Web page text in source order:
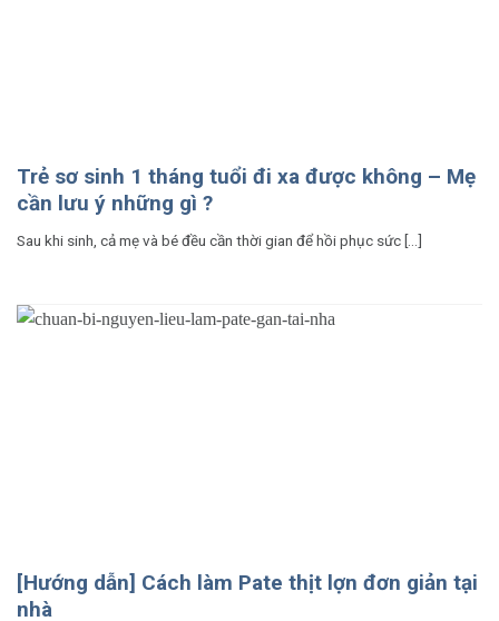
Trẻ sơ sinh 1 tháng tuổi đi xa được không – Mẹ
cần lưu ý những gì ?
Sau khi sinh, cả mẹ và bé đều cần thời gian để hồi phục sức [...]
[Hướng dẫn] Cách làm Pate thịt lợn đơn giản tại
nhà